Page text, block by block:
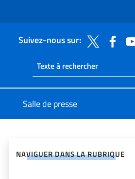
Suivez-nous sur:
Ricerca
Rechercher dans le site
Salle de presse
NAVIGUER DANS LA RUBRIQUE